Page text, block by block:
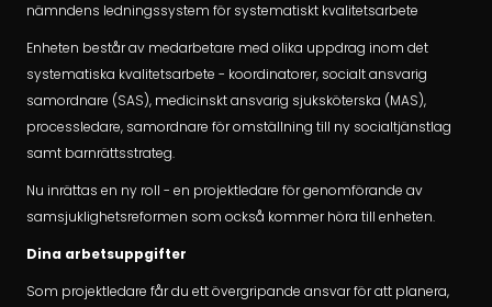
nämndens ledningssystem för systematiskt kvalitetsarbete
Enheten består av medarbetare med olika uppdrag inom det
systematiska kvalitetsarbete - koordinatorer, socialt ansvarig
samordnare (SAS), medicinskt ansvarig sjuksköterska (MAS),
processledare, samordnare för omställning till ny socialtjänstlag
samt barnrättsstrateg.
Nu inrättas en ny roll - en projektledare för genomförande av
samsjuklighetsreformen som också kommer höra till enheten.
Dina arbetsuppgifter
Som projektledare får du ett övergripande ansvar för att planera,